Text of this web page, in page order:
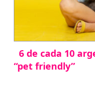
6 de cada 10
“pet friendly”